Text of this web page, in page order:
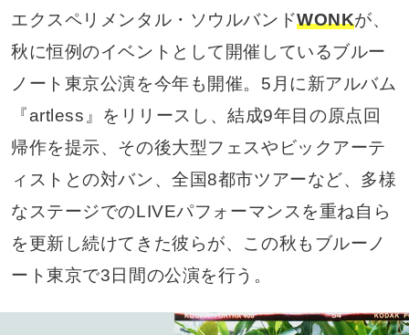
エクスペリメンタル・ソウルバンドWONKが、
秋に恒例のイベントとして開催しているブルー
ノート東京公演を今年も開催。5月に新アルバム
『artless』をリリースし、結成9年目の原点回
帰作を提示、その後大型フェスやビックアーテ
ィストとの対バン、全国8都市ツアーなど、多様
なステージでのLIVEパフォーマンスを重ね自ら
を更新し続けてきた彼らが、この秋もブルーノ
ート東京で3日間の公演を行う。